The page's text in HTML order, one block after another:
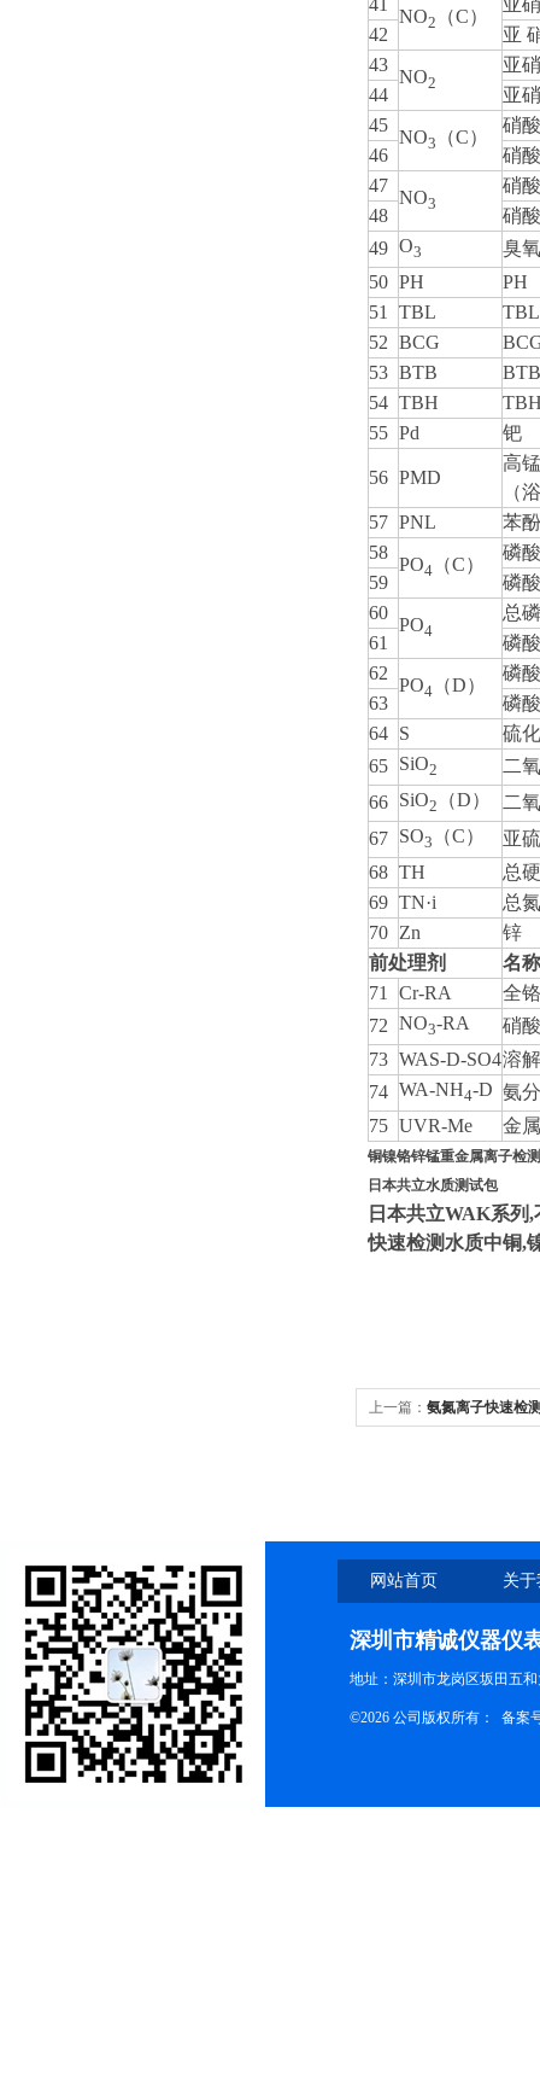
41
NO2 （C）
亚
42
亚
43
NO2
亚
44
亚
45
NO3 （C）
硝
46
硝
47
NO3
硝
48
硝
49 O3
臭氧
50 PH
PH
51
TBL
TBL
52 BCG
53 BTB
BTB
54 TBH
55 Pd 钯
56 PMD
高
（
57 PNL
苯
58
PO4 （C）
磷
59
磷
60
PO4
总磷
61
磷
62
PO4 （D）
磷
63
磷
64 S
硫
65 SiO2
二
66 SiO2 （D）
二
67 SO3 （C）
亚
68 TH
总
69 TN·i
总
70 Zn
锌
前处理剂
名称
71
Cr-RA
全
72 NO3-RA
硝
73 WAS-D-SO4溶
74 WA-NH4-D 氨
75 UVR-Me 金
铜镍铬锌锰重金属离子检
日本共立水质测试包
日本共立WAK系列
快速检测水质中铜,
上一篇： 氨氮离子快速检
网站首页 关
深圳市精诚仪器仪
地址：深圳市龙岗区坂田五
©2026 公司版权所有： 备案